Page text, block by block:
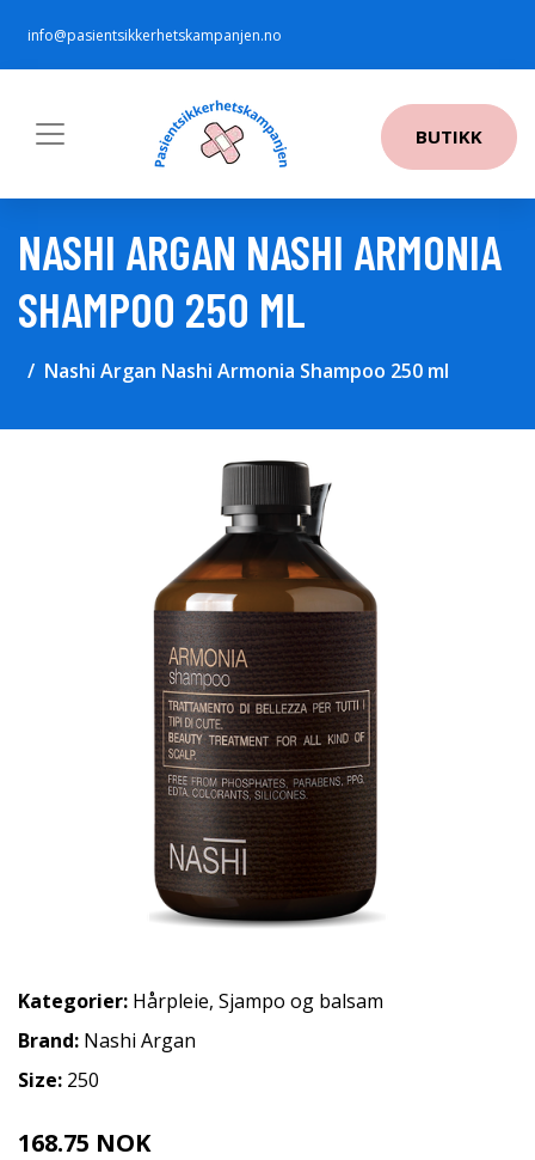
info@pasientsikkerhetskampanjen.no
BUTIKK
NASHI ARGAN NASHI ARMONIA
SHAMPOO 250 ML
Nashi Argan Nashi Armonia Shampoo 250 ml
Kategorier: Hårpleie, Sjampo og balsam
Brand: Nashi Argan
Size: 250
168.75 NOK